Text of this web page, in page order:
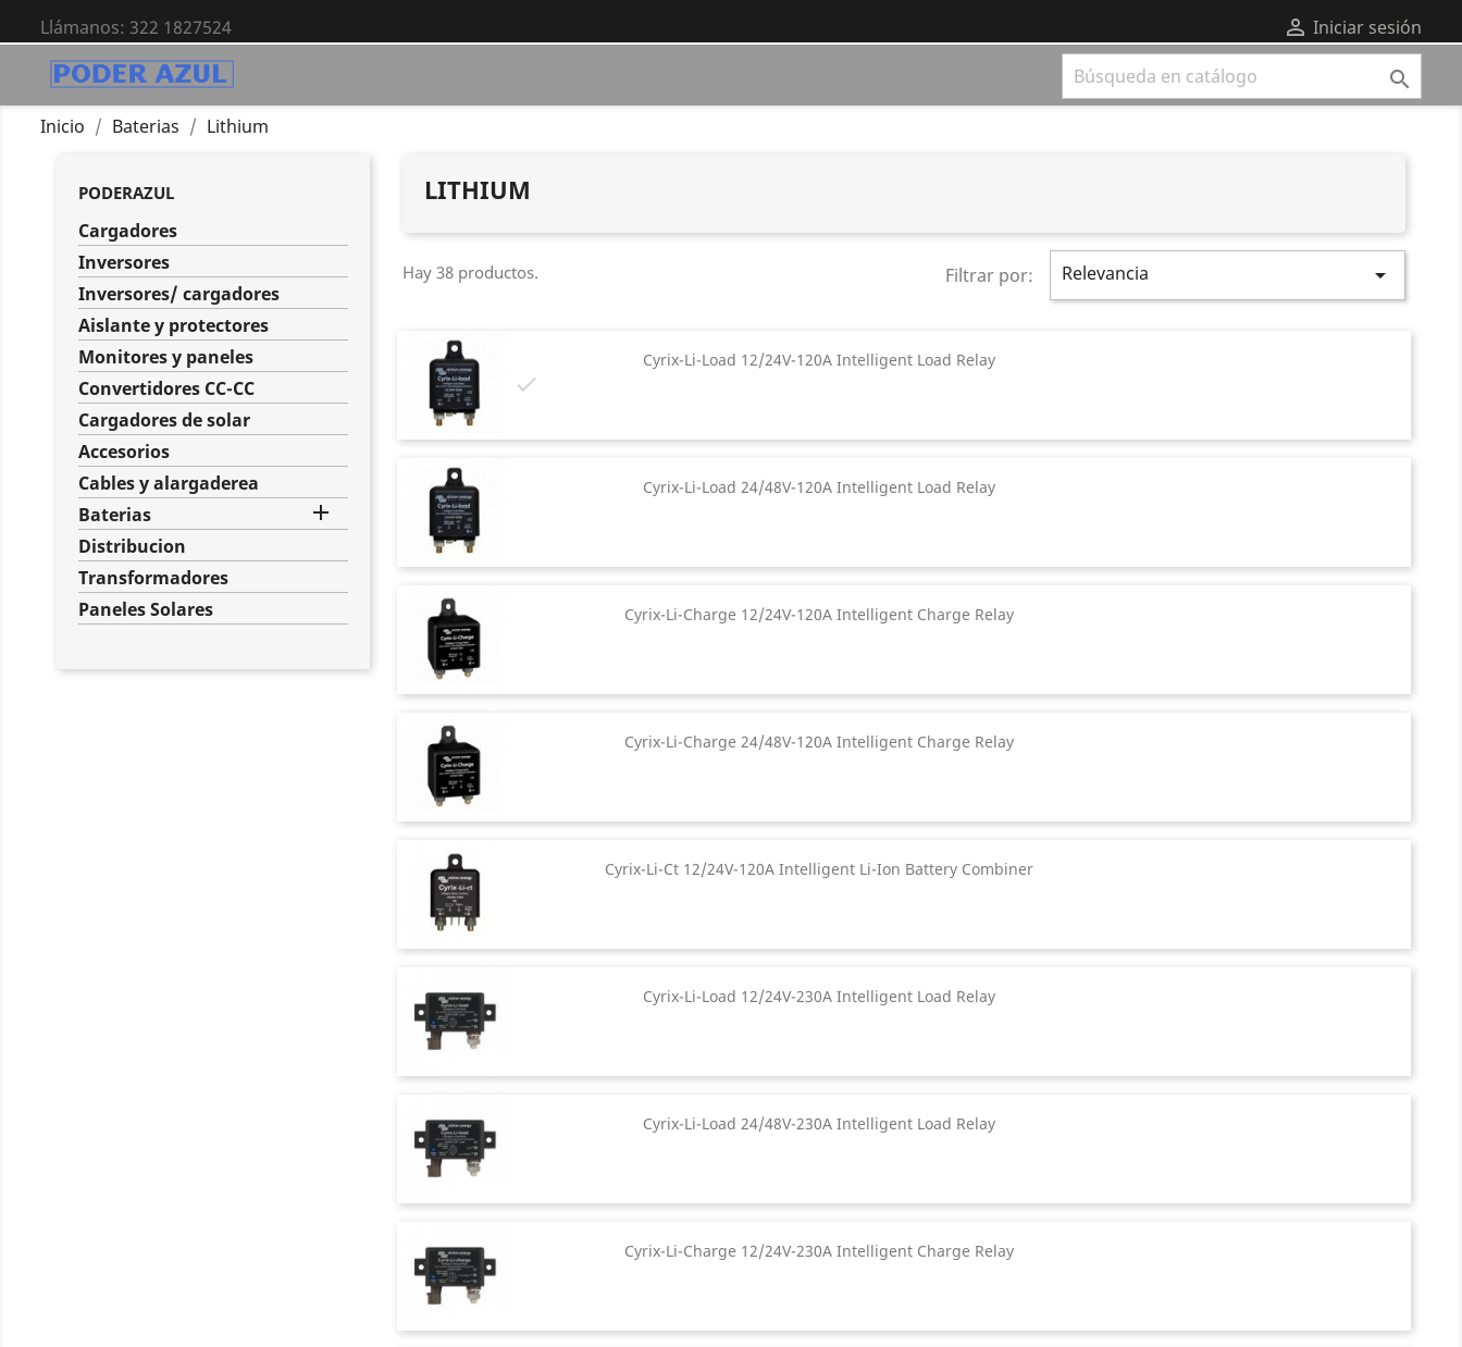
Llámanos: 322 1827524  Iniciar sesión

Inicio Baterias Lithium
PODERAZUL
Cargadores
Inversores
Inversores/ cargadores
Aislante y protectores
Monitores y paneles
Convertidores CC-CC
Cargadores de solar
Accesorios
Cables y alargaderea
Baterias

Distribucion
Transformadores
Paneles Solares
LITHIUM
Hay 38 productos. Filtrar por: Relevancia 

Cyrix-Li-Load 12/24V-120A Intelligent Load Relay
Cyrix-Li-Load 24/48V-120A Intelligent Load Relay
Cyrix-Li-Charge 12/24V-120A Intelligent Charge Relay
Cyrix-Li-Charge 24/48V-120A Intelligent Charge Relay
Cyrix-Li-Ct 12/24V-120A Intelligent Li-Ion Battery Combiner
Cyrix-Li-Load 12/24V-230A Intelligent Load Relay
Cyrix-Li-Load 24/48V-230A Intelligent Load Relay
Cyrix-Li-Charge 12/24V-230A Intelligent Charge Relay